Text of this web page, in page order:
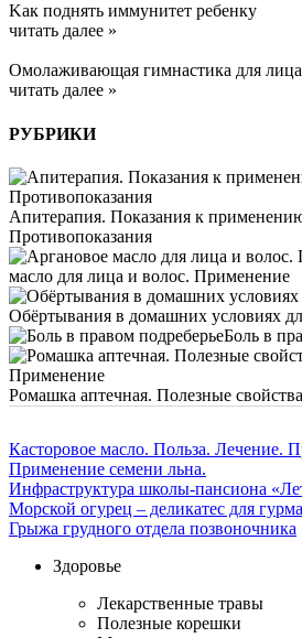
Kак поднять иммунитет ребенку
читать далее »
Омолаживающая гимнастика для лица
читать далее »
РУБРИКИ
Апитерапия. Показания к
Противопоказания
масло для лица и волос. Применение
Обёртывания в домашних условиях
Боль в
Ромашка аптечная. Полезные
Касторовое масло. Польза. Лечение.
Применение семени льна.
Инфраструктура школы-пансиона
Морской огурец – деликатес для
Грыжа грудного отдела позвоночника
Здоровье
Лекарственные травы
Полезные корешки